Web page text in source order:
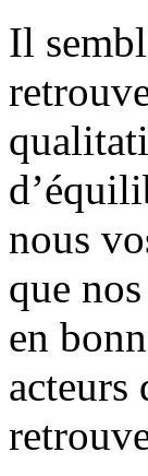
Il
nous
que
en
acteurs